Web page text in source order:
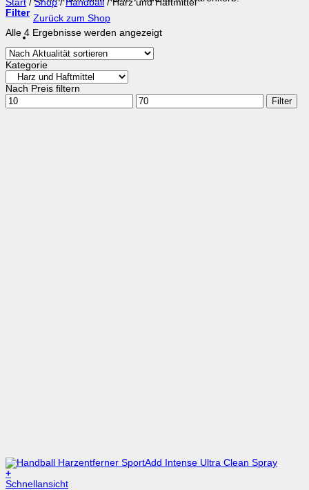
Zurück zum Shop
Start / Shop / Handball /Harz und Haftmittel
Filter
Alle 4 Ergebnisse werden angezeigtNach
Kategorie
Nach Preis filtern
Min.
Preis
Max.
Preis
Filter
+
Schnellansicht